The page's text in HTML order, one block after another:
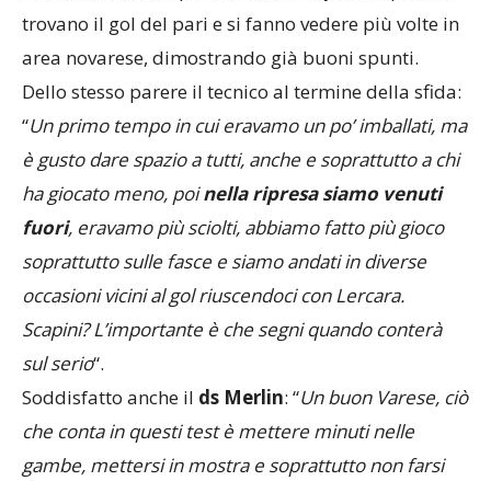
trovano il gol del pari e si fanno vedere più volte in
area novarese, dimostrando già buoni spunti.
Dello stesso parere il tecnico al termine della sfida:
“Un primo tempo in cui eravamo un po’ imballati, ma
è gusto dare spazio a tutti, anche e soprattutto a chi
ha giocato meno, poinella ripresa siamo venuti
fuori, eravamo più sciolti, abbiamo fatto più gioco
soprattutto sulle fasce e siamo andati in diverse
occasioni vicini al gol riuscendoci con Lercara.
Scapini? L’importante è che segni quando conterà
sul serio“.
Soddisfatto anche il ds Merlin: “Un buon Varese, ciò
che conta in questi test è mettere minuti nelle
gambe, mettersi in mostra e soprattutto non farsi